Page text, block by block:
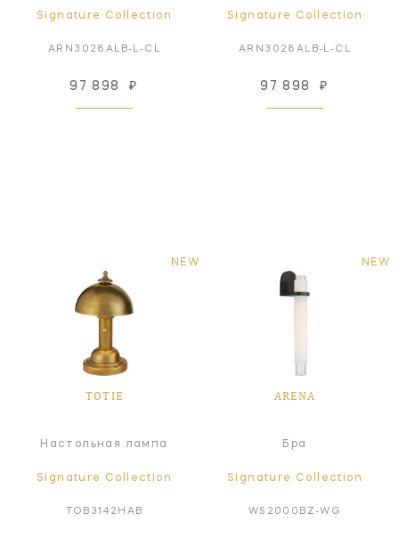
Signature Collection
ARN3028ALB-L-CL
97 898 ₽
Signature Collection
ARN3028ALB-L-CL
97 898 ₽
NEW
TOTIE
Настольная лампа
Signature Collection
TOB3142HAB
NEW
ARENA
Бра
Signature Collection
WS2000BZ-WG